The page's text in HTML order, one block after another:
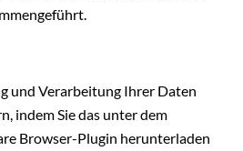
und Verarbeitung Ihrer Daten
indem Sie das unter dem
Browser-Plugin herunterladen